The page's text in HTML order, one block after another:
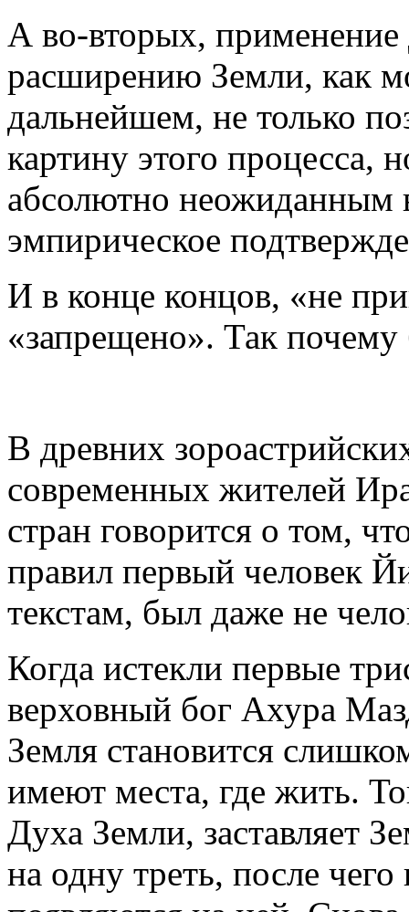
А во-вторых,
расширению Земли, как
дальнейшем, не только
картину этого процесса,
абсолютно неожиданным
эмпирическое
И в конце концов, «не
«запрещено». Так
В древних
современных жителей
стран говорится о том,
правил первый человек
текстам, был даже не
Когда истекли первые
верховный бог Ахура
Земля становится
имеют места, где жить.
Духа Земли, заставляет
на одну треть, после